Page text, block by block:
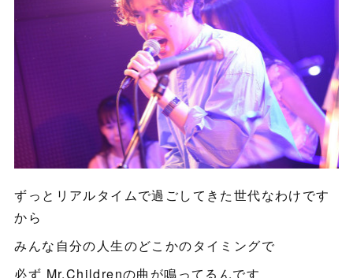
ずっとリアルタイムで過ごしてきた世代なわけです
から
みんな自分の人生のどこかのタイミングで
必ず Mr.Childrenの曲が鳴ってるんです